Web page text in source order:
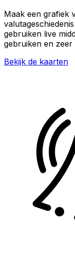
Maak een grafiek
gebruiken live
gebruiken en
Bekijk de kaarten